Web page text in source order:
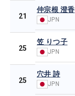
21
仲宗根 澄香
JPN
25
笠 りつ子
JPN
25
穴井 詩
JPN